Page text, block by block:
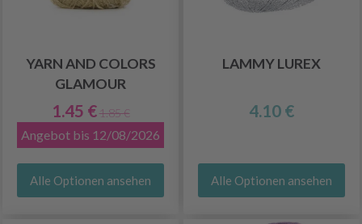
YARN AND COLORS
GLAMOUR
1.45 € 1.85 €
Angebot bis 12/08/2026
Alle Optionen ansehen
LAMMY LUREX
4.10 €
Alle Optionen ansehen